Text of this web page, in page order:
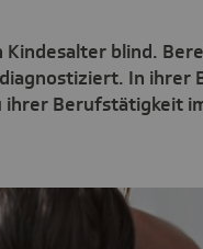
blind.
In ihrer
ihrer Berufstätigkeit